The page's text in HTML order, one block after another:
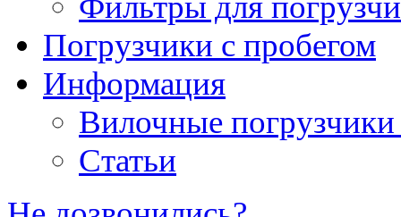
Погрузчики с пробегом
Информация
Вилочные
Статьи